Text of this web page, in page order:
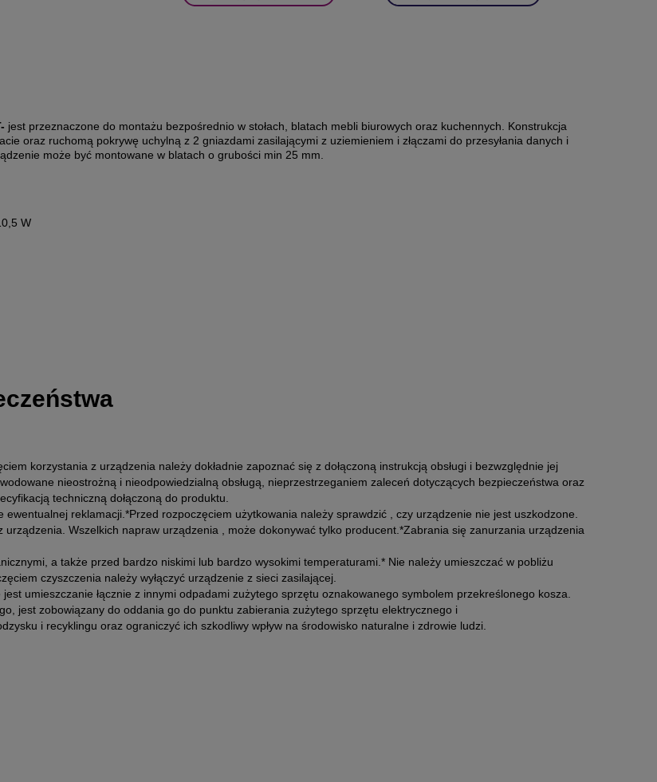
jest przeznaczone do montażu bezpośrednio w stołach, blatach mebli biurowych oraz kuchennych. Konstrukcja
oraz ruchomą pokrywę uchylną z 2 gniazdami zasilającymi z uziemieniem i złączami do przesyłania danych i
może być montowane w blatach o grubości min 25 mm.
W
korzystania z urządzenia należy dokładnie zapoznać się z dołączoną instrukcją obsługi i bezwzględnie jej
nieostrożną i nieodpowiedzialną obsługą, nieprzestrzeganiem zaleceń dotyczących bezpieczeństwa oraz
techniczną dołączoną do produktu.
reklamacji.*Przed rozpoczęciem użytkowania należy sprawdzić , czy urządzenie nie jest uszkodzone.
Wszelkich napraw urządzenia , może dokonywać tylko producent.*Zabrania się zanurzania urządzenia
a także przed bardzo niskimi lub bardzo wysokimi temperaturami.* Nie należy umieszczać w pobliżu
czyszczenia należy wyłączyć urządzenie z sieci zasilającej.
umieszczanie łącznie z innymi odpadami zużytego sprzętu oznakowanego symbolem przekreślonego kosza.
jest zobowiązany do oddania go do punktu zabierania zużytego sprzętu elektrycznego i
i recyklingu oraz ograniczyć ich szkodliwy wpływ na środowisko naturalne i zdrowie ludzi.